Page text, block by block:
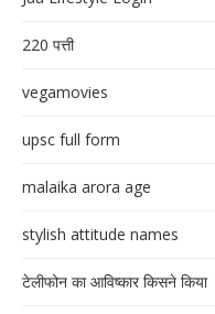
220 पत्ती
vegamovies
upsc full form
malaika arora age
stylish attitude names
टेलीफोन का आविष्कार किसने किया